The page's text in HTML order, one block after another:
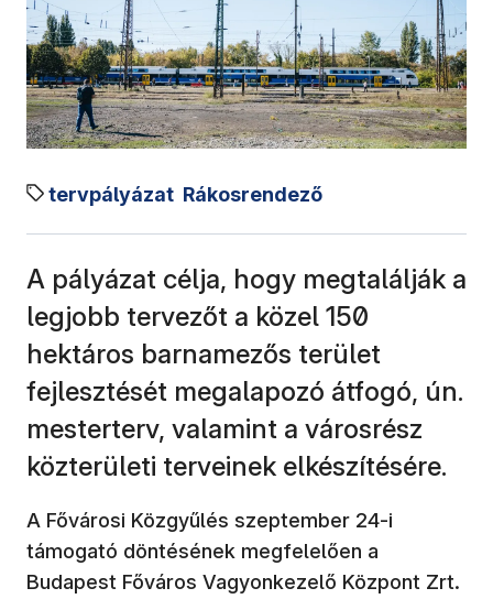
tervpályázat Rákosrendező
A pályázat célja, hogy megtalálják a
legjobb tervezőt a közel 150
hektáros barnamezős terület
fejlesztését megalapozó átfogó, ún.
mesterterv, valamint a városrész
közterületi terveinek elkészítésére.
A Fővárosi Közgyűlés szeptember 24-i
támogató döntésének megfelelően a
Budapest Főváros Vagyonkezelő Központ Zrt.